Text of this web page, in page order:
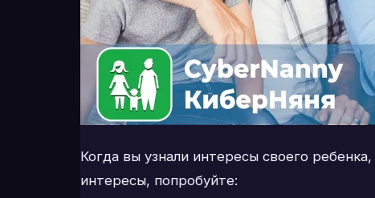
Когда вы узнали интересы своего
интересы, попробуйте: